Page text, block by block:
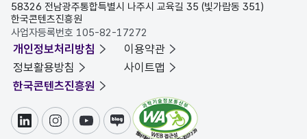
58326 전남광주통합특별시 나주시 교육길 35 (빛가람동 351)
한국콘텐츠진흥원
사업자등록번호 105-82-17272
개인정보처리방침
이용약관
정보활용방침
사이트맵
한국콘텐츠진흥원
링크드인인스타그램
유튜브블로그